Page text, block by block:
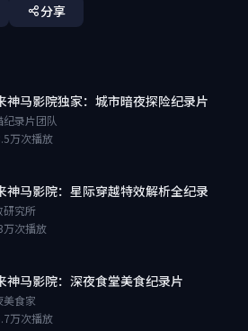
分享
神马影院独家：城市暗夜探险纪录片
纪录片团队
万次播放
神马影院：星际穿越特效解析全纪录
研究所
万次播放
神马影院：深夜食堂美食纪录片
美食家
万次播放